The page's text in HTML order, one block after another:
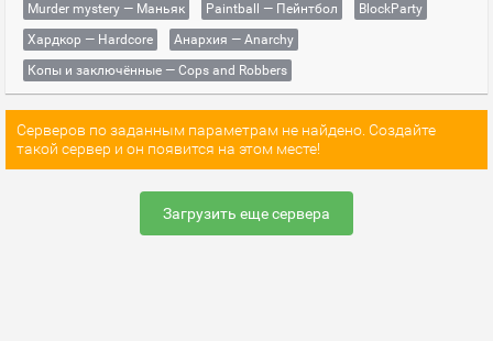
Murder mystery — Маньяк
Paintball — Пейнтбол
BlockParty
Хардкор — Hardcore
Анархия — Anarchy
Копы и заключённые — Cops and Robbers
Серверов по заданным параметрам не найдено. Создайте
такой сервер и он появится на этом месте!
Загрузить еще сервера